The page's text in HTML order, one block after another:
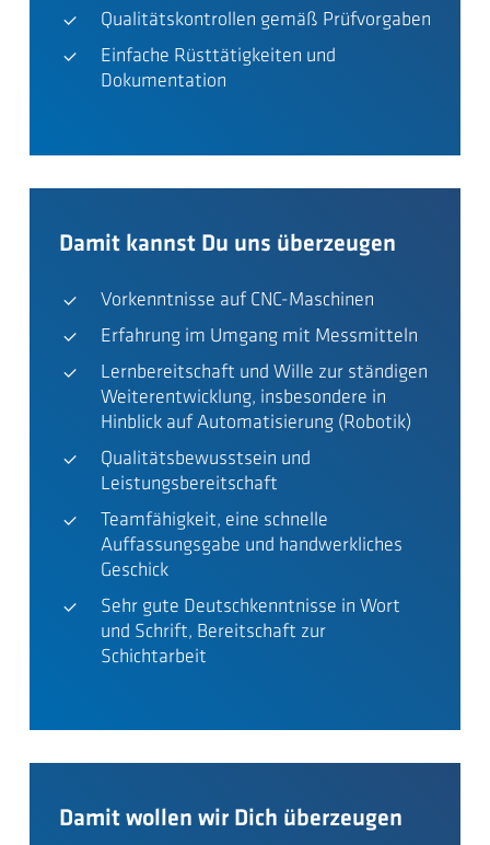
Qualitätskontrollen gemäß Prüfvorgaben
Einfache Rüsttätigkeiten und
Dokumentation
Damit kannst Du uns überzeugen
Vorkenntnisse auf CNC-Maschinen
Erfahrung im Umgang mit Messmitteln
Lernbereitschaft und Wille zur ständigen
Weiterentwicklung, insbesondere in
Hinblick auf Automatisierung (Robotik)
Qualitätsbewusstsein und
Leistungsbereitschaft
Teamfähigkeit, eine schnelle
Auffassungsgabe und handwerkliches
Geschick
Sehr gute Deutschkenntnisse in Wort
und Schrift, Bereitschaft zur
Schichtarbeit
Damit wollen wir Dich überzeugen